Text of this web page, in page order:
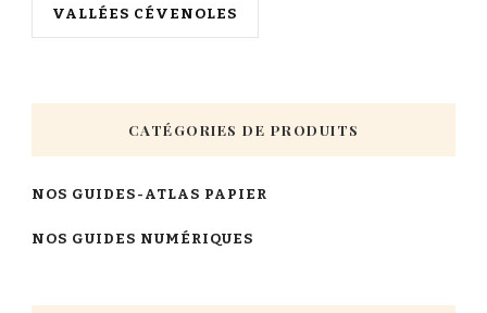
VALLÉES CÉVENOLES
CATÉGORIES DE PRODUITS
NOS GUIDES-ATLAS PAPIER
NOS GUIDES NUMÉRIQUES